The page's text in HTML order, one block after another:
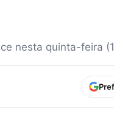
nesta quinta-feira